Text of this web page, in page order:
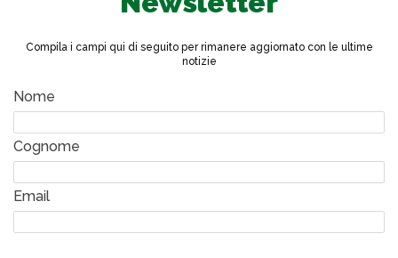
Compila i campi qui di seguito per rimanere aggiornato con le ultime
notizie
Nome
Cognome
Email